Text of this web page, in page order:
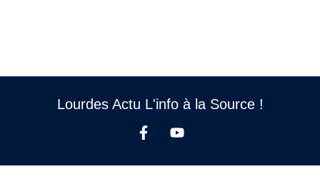
Lourdes Actu L'info à la Source !